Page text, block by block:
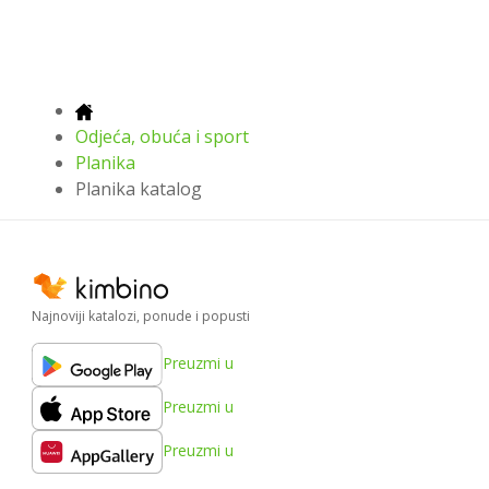
Odjeća, obuća i sport
Planika
Planika katalog
Najnoviji katalozi, ponude i popusti
Preuzmi u
Preuzmi u
Preuzmi u